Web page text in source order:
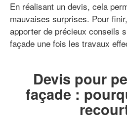
En réalisant un devis, cela
mauvaises surprises. Pour
apporter de précieux conseils
façade une fois les travaux
Devis pour
façade :